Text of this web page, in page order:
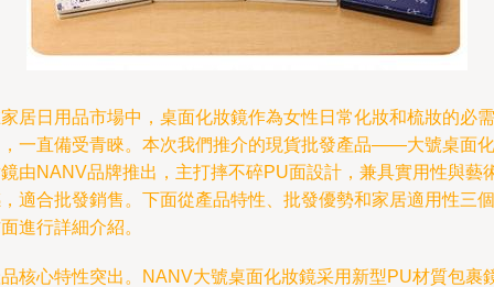
居日用品市場中，桌面化妝鏡作為女性日常化妝和梳妝的必需
一直備受青睞。本次我們推介的現貨批發產品——大號桌面化
由NANV品牌推出，主打摔不碎PU面設計，兼具實用性與藝
適合批發銷售。下面從產品特性、批發優勢和家居適用性三個
進行詳細介紹。
核心特性突出。NANV大號桌面化妝鏡采用新型PU材質包裹